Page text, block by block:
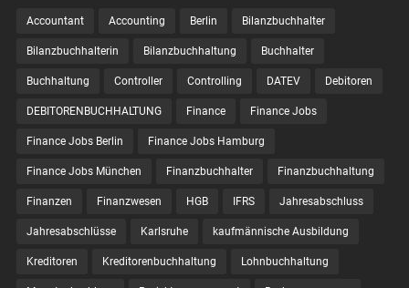
Accountant Accounting Berlin Bilanzbuchhalter
Bilanzbuchhalterin Bilanzbuchhaltung Buchhalter
Buchhaltung Controller Controlling DATEV Debitoren
DEBITORENBUCHHALTUNG Finance Finance Jobs
Finance Jobs Berlin Finance Jobs Hamburg
Finance Jobs München Finanzbuchhalter Finanzbuchhaltung
Finanzen Finanzwesen HGB IFRS Jahresabschluss
Jahresabschlüsse Karlsruhe kaufmännische Ausbildung
Kreditoren Kreditorenbuchhaltung Lohnbuchhaltung